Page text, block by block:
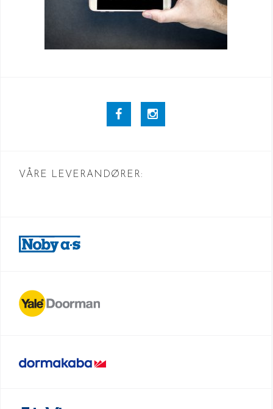
Facebook
VÅRE LEVERANDØRER: